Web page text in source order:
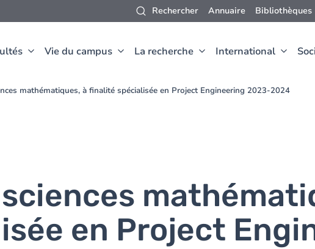
Rechercher Annuaire Bibliothèques
Vie du campus La recherche International
mathématiques, à finalité spécialisée en Project Engineering 2023-2024
en Project